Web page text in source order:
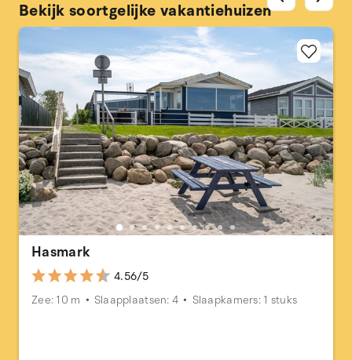
Bekijk soortgelijke vakantiehuizen
Hasmark
4.56/5
Zee: 10 m
Slaapplaatsen: 4 Slaapkamers: 1 stuks